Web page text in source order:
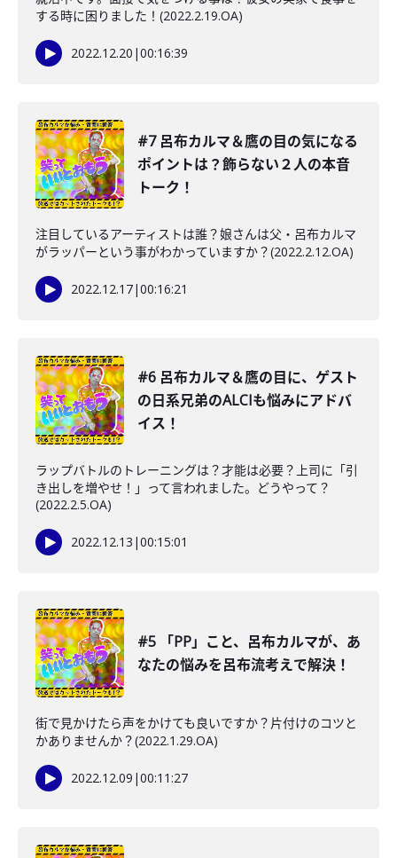
する時に困りました！(2022.2.19.OA)
2022.12.20 |00:16:39
#7 呂布カルマ＆鷹の目の気になる
ポイントは？飾らない２人の本音
トーク！
注目しているアーティストは誰？娘さんは父・呂布カルマ
がラッパーという事がわかっていますか？(2022.2.12.OA)
2022.12.17|00:16:21
#6 呂布カルマ＆鷹の目に、ゲスト
の日系兄弟のALCIも悩みにアドバ
イス！
ラップバトルのトレーニングは？才能は必要？上司に「引
き出しを増やせ！」って言われました。どうやって？
(2022.2.5.OA)
2022.12.13 |00:15:01
#5 「PP」こと、呂布カルマが、あ
なたの悩みを呂布流考えで解決！
街で見かけたら声をかけても良いですか？片付けのコツと
かありませんか？(2022.1.29.OA)
2022.12.09 |00:11:27